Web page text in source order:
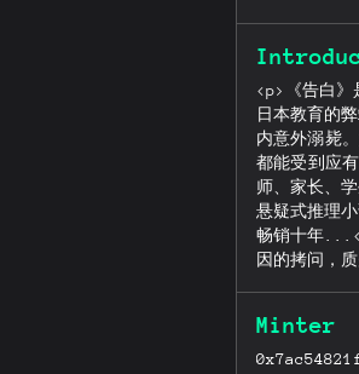
<p>《告白》
日本教育的
内意外溺毙
都能受到应
师、家长、
悬疑式推理
畅销十年
因的拷问，
的校园犯罪
看，都堪称
Minter